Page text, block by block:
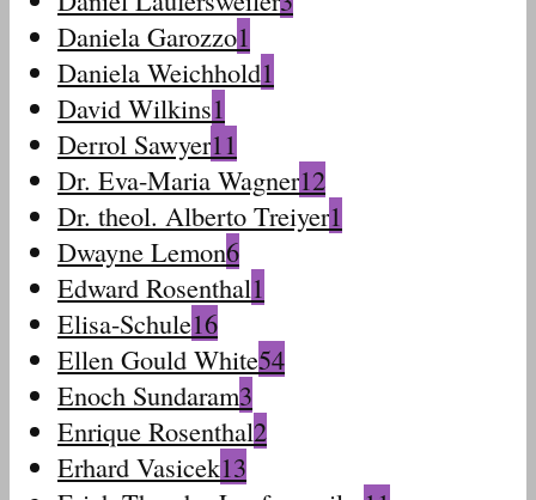
Daniela Garozzo1
Daniela Weichhold1
David Wilkins1
Derrol Sawyer11
Dr. Eva-Maria Wagner12
Dr. theol. Alberto Treiyer1
Dwayne Lemon6
Edward Rosenthal1
Elisa-Schule16
Ellen Gould White54
Enoch Sundaram3
Enrique Rosenthal2
Erhard Vasicek13